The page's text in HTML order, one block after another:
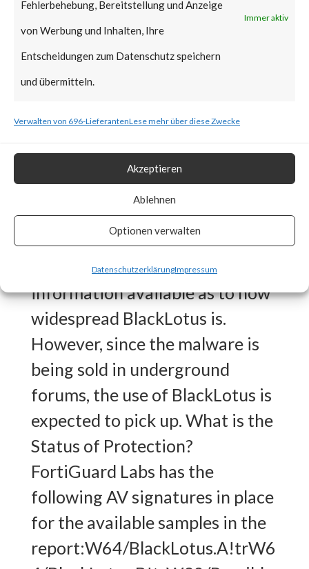
Fehlerbehebung, Bereitstellung und Anzeige
von Werbung und Inhalten, Ihre
Entscheidungen zum Datenschutz speichern
und übermitteln.
Immer aktiv
Verwalten von 696-LieferantenLese mehr über diese Zwecke
Akzeptieren
Ablehnen
Optionen verwalten
DatenschutzerklärungImpressum
reportedly it can still be
exploitable as the affected
signed binaries are not yet in
the UEFI revocation
list.According to ESET,
machines’ locales are set to
Armenia, Belarus, Kazakhstan,
Moldova, Russia, and
Ukraine.How Widespread is
BlackLotus?There is no
information available as to how
widespread BlackLotus is.
However, since the malware is
being sold in underground
forums, the use of BlackLotus is
expected to pick up. What is the
Status of Protection?
FortiGuard Labs has the
following AV signatures in place
for the available samples in the
report:W64/BlackLotus.A!trW6